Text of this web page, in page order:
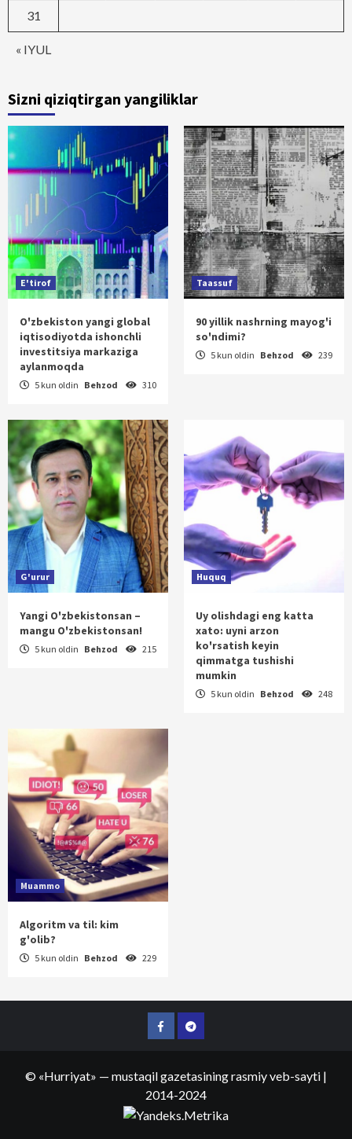
« IYUL
31
Sizni qiziqtirgan yangiliklar
E'tirof
O'zbekiston yangi global
iqtisodiyotda ishonchli
investitsiya markaziga
aylanmoqda
5 kun oldin Behzod 310
Taassuf
90 yillik nashrning mayog'i
so'ndimi?
5 kun oldin Behzod 239
G'urur
Yangi O'zbekistonsan –
mangu O'zbekistonsan!
5 kun oldin Behzod 215
Huquq
Uy olishdagi eng katta
xato: uyni arzon
ko'rsatish keyin
qimmatga tushishi
mumkin
5 kun oldin Behzod 248
Muammo
Algoritm va til: kim
g'olib?
5 kun oldin Behzod 229
FacebookTelegram
© «Hurriyat» — mustaqil gazetasining rasmiy veb-sayti |
2014-2024